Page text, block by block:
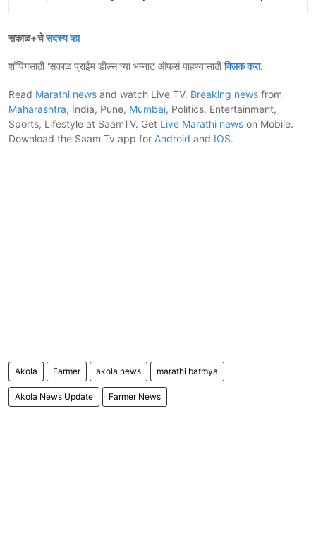
सकाळ+चेसदस्य व्हा
शॉपिंगसाठी 'सकाळ प्राईम डील्स'च्या भन्नाट ऑफर्स पाहण्यासाठीक्लिक करा.
Read Marathi news and watch Live TV. Breaking news from
Maharashtra, India, Pune, Mumbai, Politics, Entertainment,
Sports, Lifestyle at SaamTV. Get Live Marathi news on Mobile.
Download the Saam Tv app for Android and IOS.
Akola Farmer akola news marathi batmya
Akola News Update Farmer News